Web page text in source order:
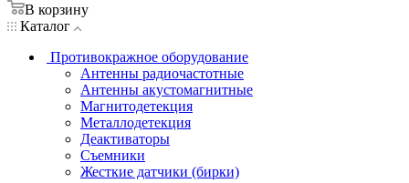
В корзину
Каталог
Противокражное оборудование
Антенны радиочастотные
Антенны акустомагнитные
Магнитодетекция
Металлодетекция
Деактиваторы
Съемники
Жесткие датчики (бирки)